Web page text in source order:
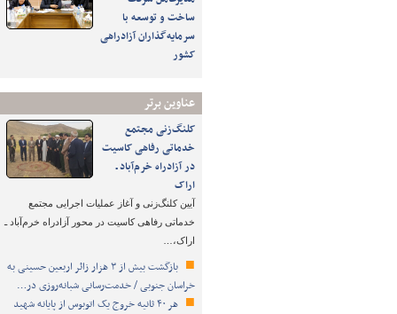
ساخت و توسعه با
سرمایه‌گذاران آزادراهی
کشور
عناوین برتر
کلنگ‌زنی مجتمع
خدماتی رفاهی کاسیت
در آزادراه خرم‌آباد ـ
اراک
آیین کلنگ‌زنی و آغاز عملیات اجرایی مجتمع
خدماتی رفاهی کاسیت در محور آزادراه خرم‌آباد ـ
اراک،…
بازگشت بیش از ۳ هزار زائر اربعین حسینی به
خراسان جنوبی / خدمت‌رسانی شبانه‌روزی در…
هر ۴۰ ثانیه خروج یک اتوبوس از پایانه شهید